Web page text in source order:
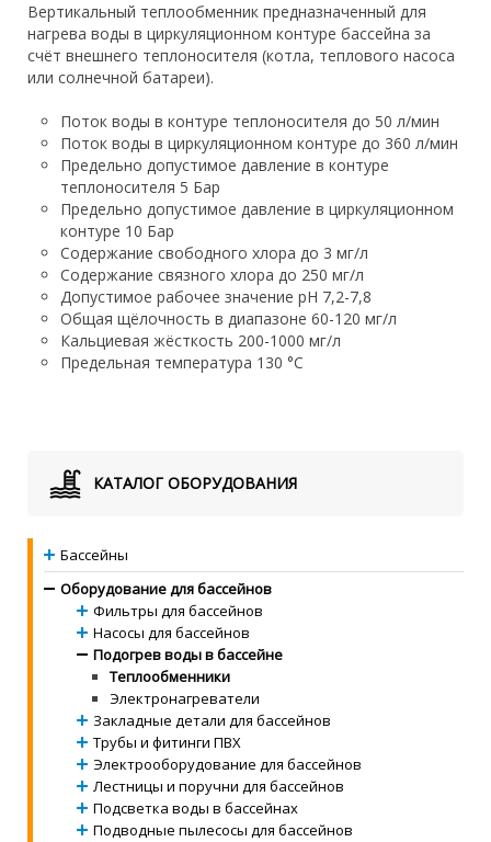
Вертикальный теплообменник предназначенный для
нагрева воды в циркуляционном контуре бассейна за
счёт внешнего теплоносителя (котла, теплового насоса
или солнечной батареи).
Поток воды в контуре теплоносителя до 50 л/мин
Поток воды в циркуляционном контуре до 360 л/мин
Предельно допустимое давление в контуре
теплоносителя 5 Бар
Предельно допустимое давление в циркуляционном
контуре 10 Бар
Содержание свободного хлора до 3 мг/л
Содержание связного хлора до 250 мг/л
Допустимое рабочее значение pH 7,2-7,8
Общая щёлочность в диапазоне 60-120 мг/л
Кальциевая жёсткость 200-1000 мг/л
Предельная температура 130 °C
КАТАЛОГ ОБОРУДОВАНИЯ
Бассейны
Оборудование для бассейнов
Фильтры для бассейнов
Насосы для бассейнов
Подогрев воды в бассейне
Теплообменники
Электронагреватели
Закладные детали для бассейнов
Трубы и фитинги ПВХ
Электрооборудование для бассейнов
Лестницы и поручни для бассейнов
Подсветка воды в бассейнах
Подводные пылесосы для бассейнов